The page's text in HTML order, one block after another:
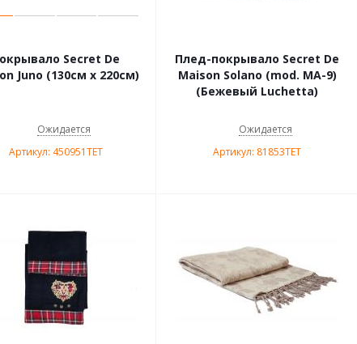
Secret De
Juno (130см х 220см)
Ожидается
Артикул: 450951TET
Плед-покрывало Secret De
Maison Solano (mod. MA-9)
(Бежевый Luchetta)
Ожидается
Артикул: 81853TET